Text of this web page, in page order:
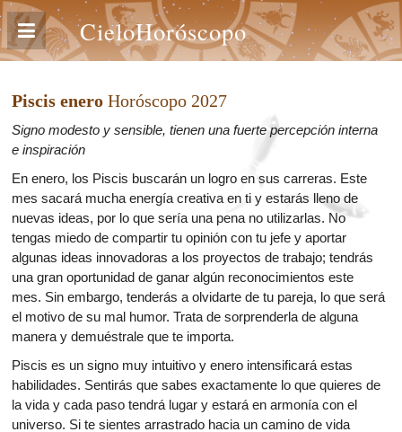
CieloHoróscopo
Piscis enero Horóscopo 2027
Signo modesto y sensible, tienen una fuerte percepción interna
e inspiración
En enero, los Piscis buscarán un logro en sus carreras. Este
mes sacará mucha energía creativa en ti y estarás lleno de
nuevas ideas, por lo que sería una pena no utilizarlas. No
tengas miedo de compartir tu opinión con tu jefe y aportar
algunas ideas innovadoras a los proyectos de trabajo; tendrás
una gran oportunidad de ganar algún reconocimientos este
mes. Sin embargo, tenderás a olvidarte de tu pareja, lo que será
el motivo de su mal humor. Trata de sorprenderla de alguna
manera y demuéstrale que te importa.
Piscis es un signo muy intuitivo y enero intensificará estas
habilidades. Sentirás que sabes exactamente lo que quieres de
la vida y cada paso tendrá lugar y estará en armonía con el
universo. Si te sientes arrastrado hacia un camino de vida